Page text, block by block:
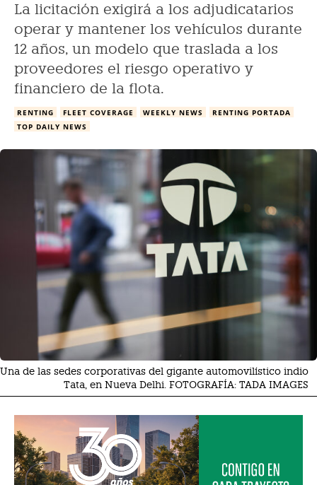
La licitación exigirá a los adjudicatarios
operar y mantener los vehículos durante
12 años, un modelo que traslada a los
proveedores el riesgo operativo y
financiero de la flota.
RENTING FLEET COVERAGE WEEKLY NEWS
RENTING PORTADA
TOP DAILY NEWS
Una de las sedes corporativas del gigante automovilístico indio
Tata, en Nueva Delhi. FOTOGRAFÍA: TADA IMAGES